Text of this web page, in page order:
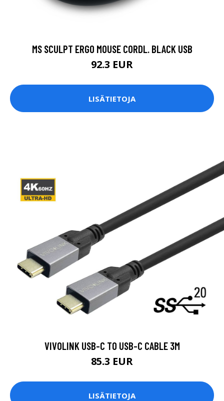
MS SCULPT ERGO MOUSE CORDL. BLACK USB
92.3 EUR
LISÄTIETOJA
VIVOLINK USB-C TO USB-C CABLE 3M
85.3 EUR
LISÄTIETOJA